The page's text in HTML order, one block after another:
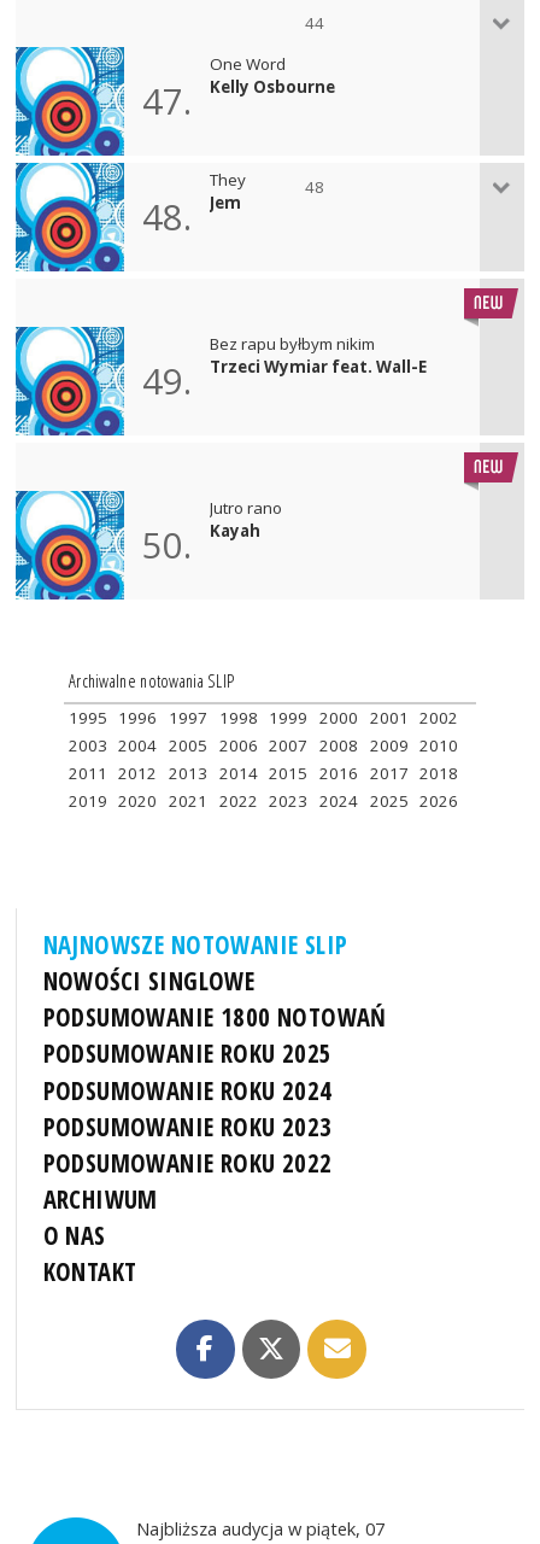
44
47.
One Word
Kelly Osbourne
48
48.
They
Jem
49.
Bez rapu byłbym nikim
Trzeci Wymiar feat. Wall-E
50.
Jutro rano
Kayah
Archiwalne notowania SLIP
1995 1996 1997 1998 1999 2000 2001
2002
2003 2004 2005 2006 2007 2008 2009 2010
2011
2012 2013 2014 2015 2016 2017 2018
2019 2020 2021 2022 2023 2024 2025 2026
NAJNOWSZE NOTOWANIE SLIP
NOWOŚCI SINGLOWE
PODSUMOWANIE 1800 NOTOWAŃ
PODSUMOWANIE ROKU 2025
PODSUMOWANIE ROKU 2024
PODSUMOWANIE ROKU 2023
PODSUMOWANIE ROKU 2022
ARCHIWUM
O NAS
KONTAKT
Najbliższa audycja w piątek, 07